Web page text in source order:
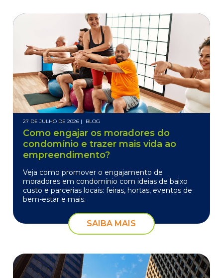
27 DE JULHO DE 2026 | BLOG
Como engajar os moradores do
condomínio e trazer mais vida ao
empreendimento?
Veja como promover o engajamento de
moradores em condomínio com ideias de baixo
custo e parcerias locais: feiras, hortas, eventos de
bem-estar e mais.
SAIBA MAIS